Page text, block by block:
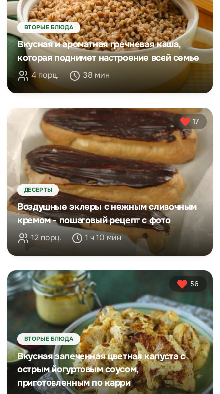
ВТОРЫЕ БЛЮДА
Вкусная и ароматная гречневая каша,
которая поднимет настроение всей семье
4 порц. 38 мин
17
ДЕСЕРТЫ
Воздушные эклеры с нежным сливочным
кремом - пошаговый рецепт с фото
12 порц. 1 ч 10 мин
56
ВТОРЫЕ БЛЮДА
Вкусная запеченная цветная капуста с
острым йогуртовым соусом,
приготовленным по карри